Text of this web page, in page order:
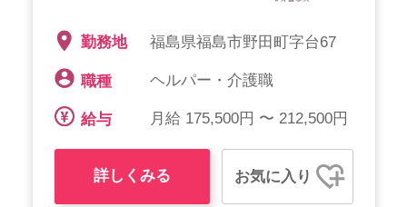
勤務地 福島県福島市野田町字台67
職種 ヘルパー・介護職
給与 月給 175,500円 〜 212,500円
詳しくみる お気に入り